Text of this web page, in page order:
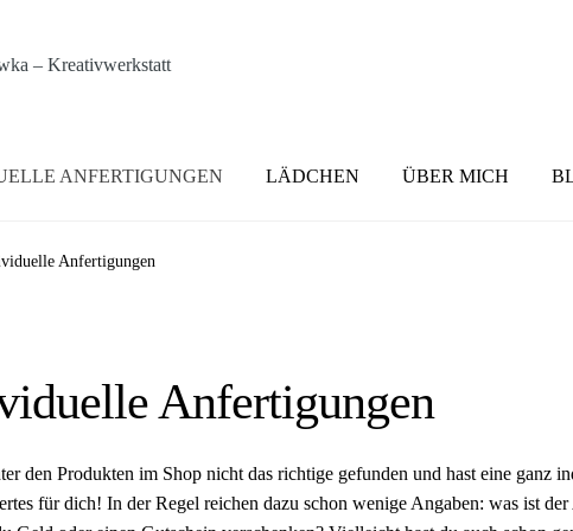
ANFERTIGUNGEN LÄDCHEN ÜBER MICH
Anfertigungen
Anfertigungen
den Produkten im Shop nicht das richtige gefunden und hast eine ganz
für dich! In der Regel reichen dazu schon wenige Angaben: was ist